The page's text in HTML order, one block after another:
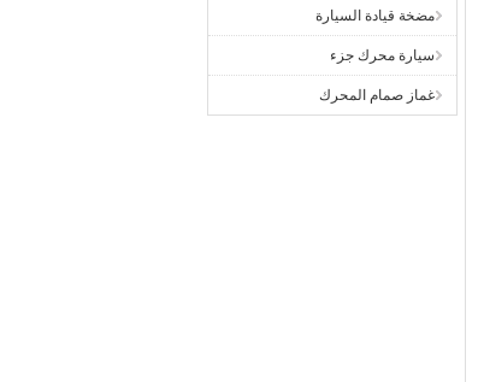
مضخة قيادة السيارة
سيارة محرك جزء
غماز صمام المحرك